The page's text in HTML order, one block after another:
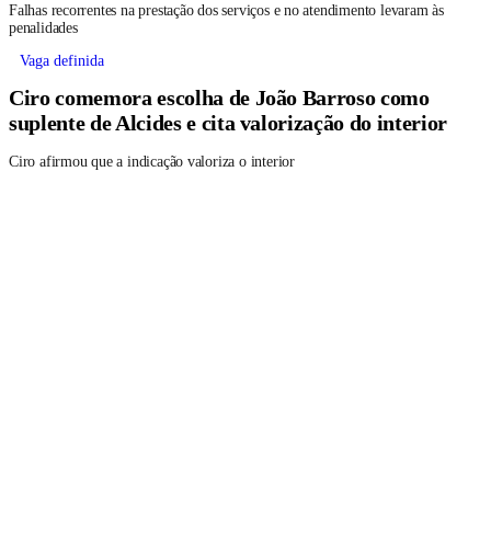
Falhas recorrentes na prestação dos serviços e no atendimento levaram às
penalidades
Vaga definida
Ciro comemora escolha de João Barroso como
suplente de Alcides e cita valorização do interior
Ciro afirmou que a indicação valoriza o interior